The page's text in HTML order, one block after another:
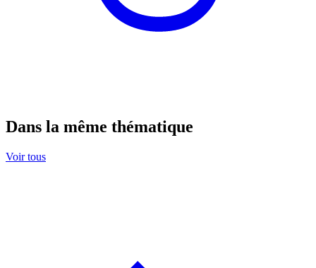
Dans la même thématique
Voir tous